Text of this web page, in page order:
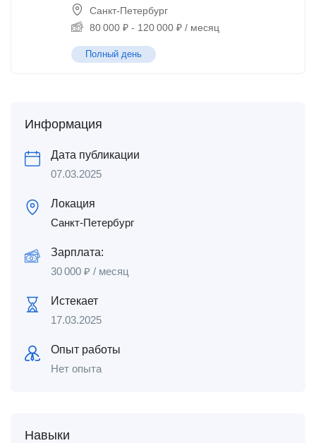
Санкт-Петербург
80 000 ₽ - 120 000 ₽ / месяц
Полный день
Информация
Дата публикации
07.03.2025
Локация
Санкт-Петербург
Зарплата:
30 000 ₽ / месяц
Истекает
17.03.2025
Опыт работы
Нет опыта
Навыки